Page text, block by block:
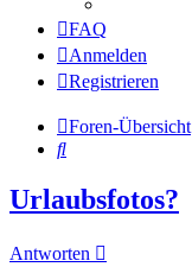
FAQ
Anmelden
Registrieren
Foren-Übersicht
Suche
Urlaubsfotos?
Antworten